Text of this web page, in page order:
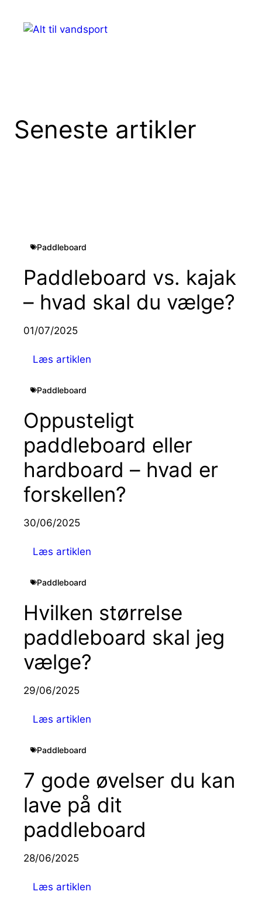
indhold
Seneste artikler
Paddleboard
Paddleboard vs. kajak
– hvad skal du vælge?
01/07/2025
Læs artiklen
Paddleboard
Oppusteligt
paddleboard eller
hardboard – hvad er
forskellen?
30/06/2025
Læs artiklen
Paddleboard
Hvilken størrelse
paddleboard skal jeg
vælge?
29/06/2025
Læs artiklen
Paddleboard
7 gode øvelser du kan
lave på dit
paddleboard
28/06/2025
Læs artiklen